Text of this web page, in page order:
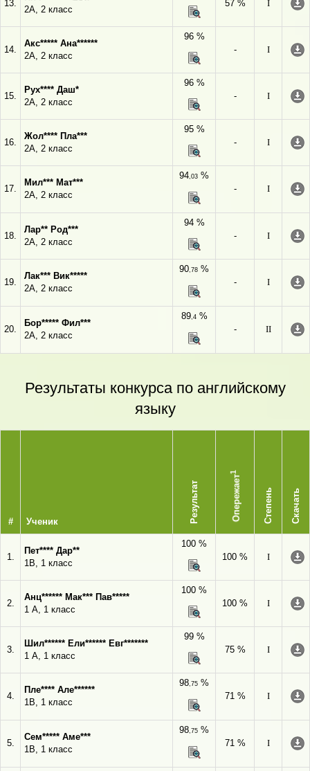
13.
2А, 2 класс
57 %
I
14.
Акс***** Ана******
2А, 2 класс
96 %
-
I
15.
Рух**** Даш*
2А, 2 класс
96 %
-
I
16.
Жол**** Пла***
2А, 2 класс
95 %
-
I
17.
Мил*** Мат***
2А, 2 класс
94,03 %
-
I
18.
Лар** Род***
2А, 2 класс
94 %
-
I
19.
Лак*** Вик*****
2А, 2 класс
90,78 %
-
I
20.
Бор***** Фил***
2А, 2 класс
89,4%
-
II
Результаты конкурса по английскому
языку
# Ученик Результат Опережает
1
Степень Скачать
1.
Пет**** Дар**
1В, 1 класс
100 %
100 %
I
2.
Анц****** Мак*** Пав*****
1 А, 1 класс
100 %
100 %
I
3.
Шил****** Ели****** Евг*******
1 А, 1 класс
99 %
75 %
I
4.
Пле**** Але******
1В, 1 класс
98,75 %
71 %
I
5.
Сем***** Аме***
1В, 1 класс
98,75 %
71 %
I